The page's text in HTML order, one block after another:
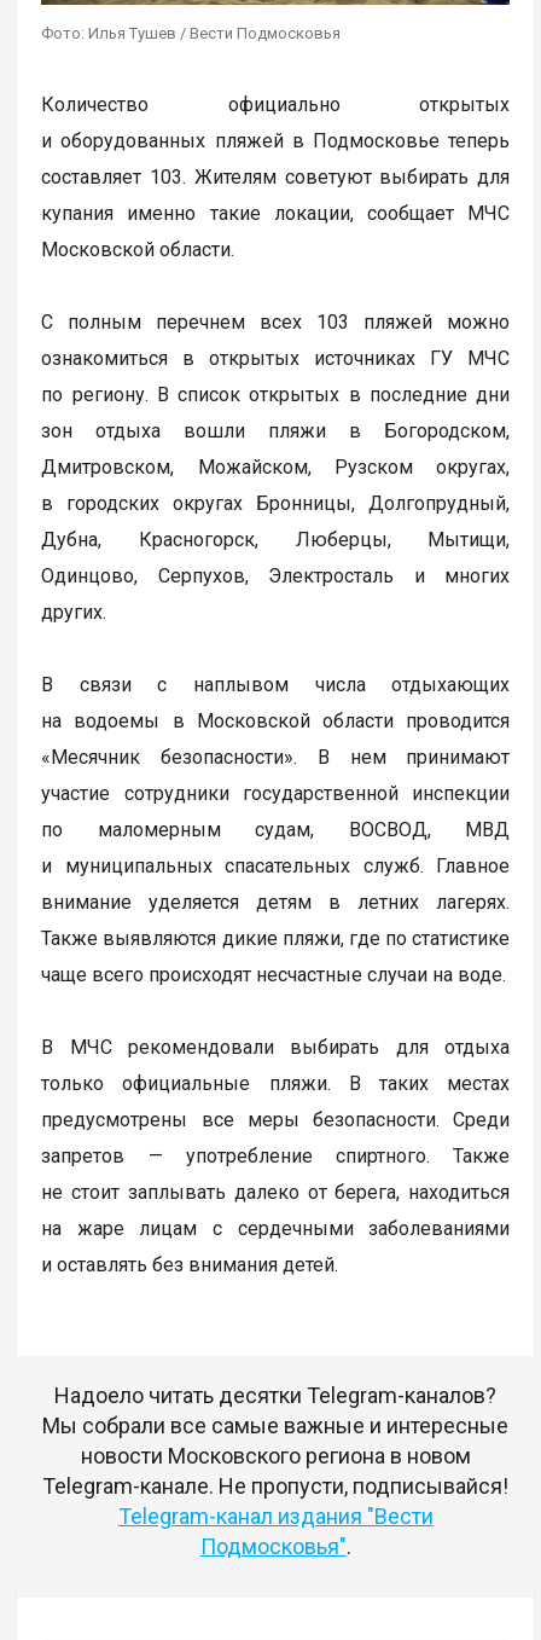
Фото: Илья Тушев / Вести Подмосковья
Количество официально открытых
и оборудованных пляжей в Подмосковье теперь
составляет 103. Жителям советуют выбирать для
купания именно такие локации, сообщает МЧС
Московской области.
С полным перечнем всех 103 пляжей можно
ознакомиться в открытых источниках ГУ МЧС
по региону. В список открытых в последние дни
зон отдыха вошли пляжи в Богородском,
Дмитровском, Можайском, Рузском округах,
в городских округах Бронницы, Долгопрудный,
Дубна, Красногорск, Люберцы, Мытищи,
Одинцово, Серпухов, Электросталь и многих
других.
В связи с наплывом числа отдыхающих
на водоемы в Московской области проводится
«Месячник безопасности». В нем принимают
участие сотрудники государственной инспекции
по маломерным судам, ВОСВОД, МВД
и муниципальных спасательных служб. Главное
внимание уделяется детям в летних лагерях.
Также выявляются дикие пляжи, где по статистике
чаще всего происходят несчастные случаи на воде.
В МЧС рекомендовали выбирать для отдыха
только официальные пляжи. В таких местах
предусмотрены все меры безопасности. Среди
запретов — употребление спиртного. Также
не стоит заплывать далеко от берега, находиться
на жаре лицам с сердечными заболеваниями
и оставлять без внимания детей.
Надоело читать десятки Telegram-каналов?
Мы собрали все самые важные и интересные
новости Московского региона в новом
Telegram-канале. Не пропусти, подписывайся!
Telegram-канал издания "Вести
Подмосковья".